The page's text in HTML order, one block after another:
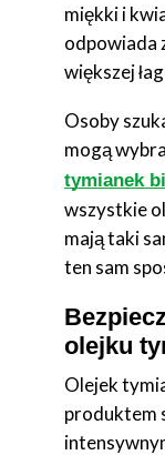
miękki i
odpowiada
większej
Osoby
mogą
tymianek
wszystkie
mają taki
ten sam
olejku
Olejek
produktem